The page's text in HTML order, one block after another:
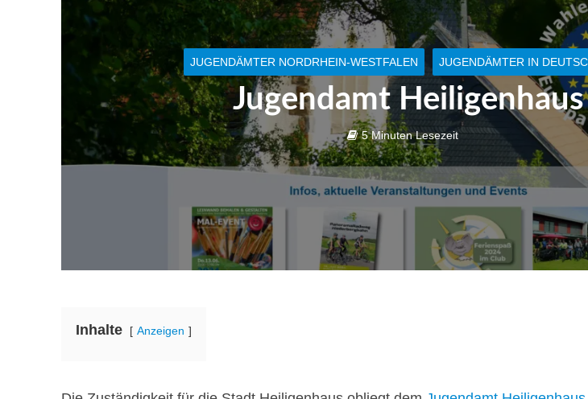
JUGENDÄMTER NORDRHEIN-WESTFALEN JUGENDÄMTER IN
Jugendamt Heiligenhaus
5 Minuten Lesezeit
Inhalte Anzeigen